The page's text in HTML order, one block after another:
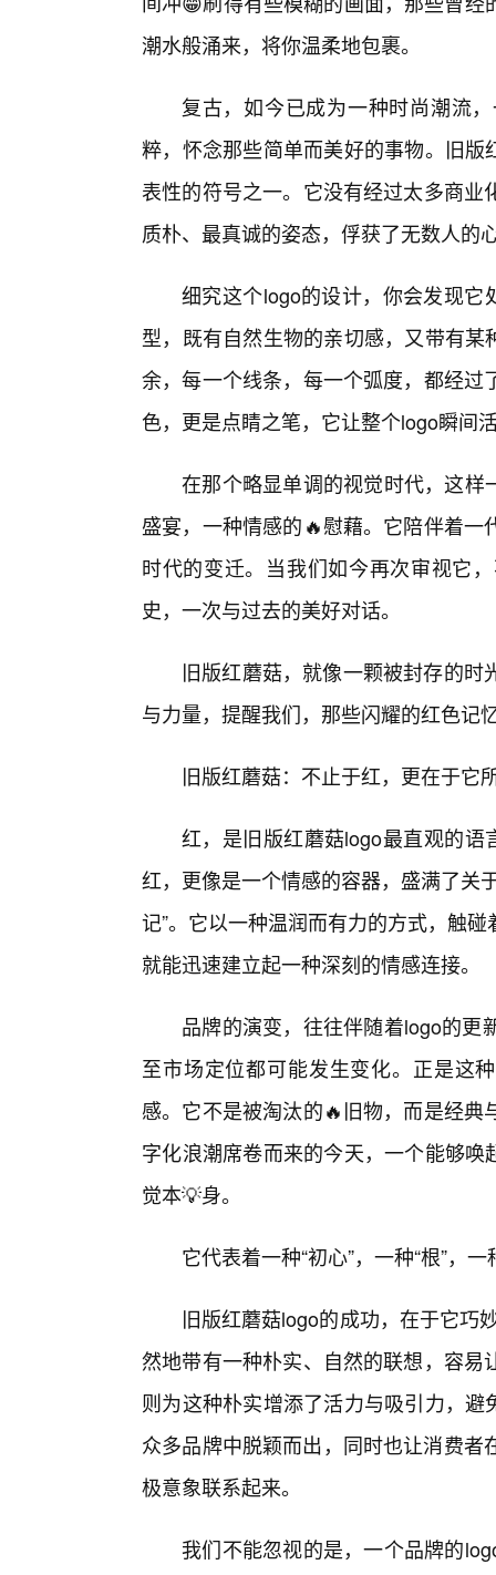
潮水般涌来，将你温柔地包裹。
复古，如今已成为一种时尚潮流
粹，怀念那些简单而美好的事物。旧
表性的符号之一。它没有经过太多商
质朴、最真诚的姿态，俘获了无数人的
细究这个logo的设计，你会发现它
型，既有自然生物的亲切感，又带有
余，每一个线条，每一个弧度，都经
色，更是点睛之笔，它让整个logo瞬间
在那个略显单调的视觉时代，这
盛宴，一种情感的🔥慰藉。它陪伴着
时代的变迁。当我们如今再次审视它
史，一次与过去的美好对话。
旧版红蘑菇，就像一颗被封存的
与力量，提醒我们，那些闪耀的红色记
旧版红蘑菇：不止于红，更在于它
红，是旧版红蘑菇logo最直观的语
红，更像是一个情感的容器，盛满了关
记”。它以一种温润而有力的方式，触
就能迅速建立起一种深刻的情感连接。
品牌的演变，往往伴随着logo的更
至市场定位都可能发生变化。正是这
感。它不是被淘汰的🔥旧物，而是经
字化浪潮席卷而来的今天，一个能够
觉本💡身。
它代表着一种“初心”，一种“根”，
旧版红蘑菇logo的成功，在于它巧
然地带有一种朴实、自然的联想，容
则为这种朴实增添了活力与吸引力，
众多品牌中脱颖而出，同时也让消费者
极意象联系起来。
我们不能忽视的是，一个品牌的